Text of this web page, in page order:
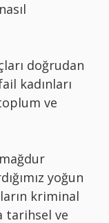
doğrudan
kadınları
ve
yoğun
kriminal
tarihsel ve